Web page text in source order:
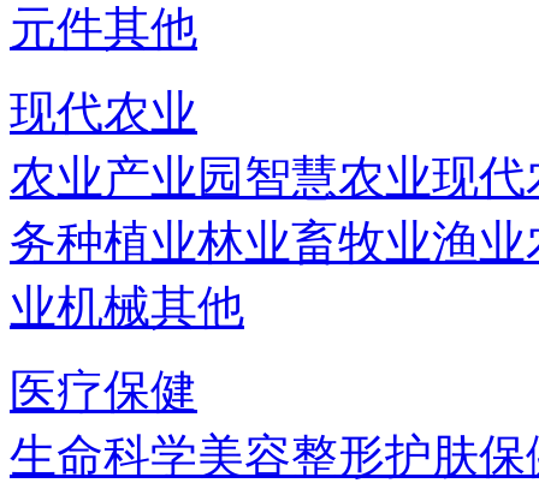
元件其他
现代农业
农业产业园智慧农业现代
务种植业林业畜牧业渔业
业机械其他
医疗保健
生命科学美容整形护肤保